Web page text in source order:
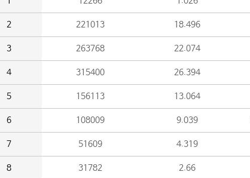
2 221013 18.496
3 263768 22.074
4 315400 26.394
5 156113 13.064
6 108009 9.039
7 51609 4.319
8 31782 2.66